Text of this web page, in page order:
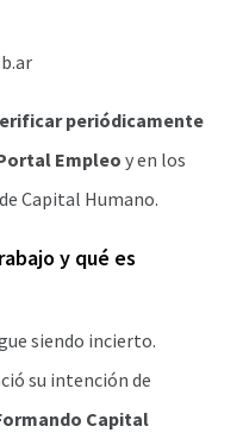
periódicamente
Empleo y en los
Capital Humano.
y qué es
siendo incierto.
su intención de
Capital